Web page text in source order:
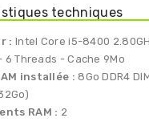
techniques
: Intel Core i5-8400
Threads - Cache 9Mo
installée : 8Go DDR4
RAM : 2